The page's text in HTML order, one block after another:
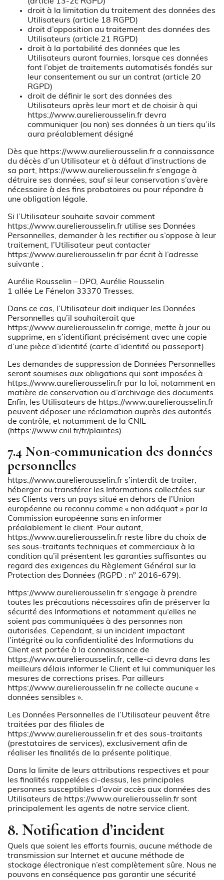
droit à la limitation du traitement des données des
Utilisateurs (article 18 RGPD)
droit d’opposition au traitement des données des
Utilisateurs (article 21 RGPD)
droit à la portabilité des données que les
Utilisateurs auront fournies, lorsque ces données
font l’objet de traitements automatisés fondés sur
leur consentement ou sur un contrat (article 20
RGPD)
droit de définir le sort des données des
Utilisateurs après leur mort et de choisir à qui
https://www.aurelierousselin.fr devra
communiquer (ou non) ses données à un tiers qu’ils
aura préalablement désigné
Dès que https://www.aurelierousselin.fr a connaissance
du décès d’un Utilisateur et à défaut d’instructions de
sa part, https://www.aurelierousselin.fr s’engage à
détruire ses données, sauf si leur conservation s’avère
nécessaire à des fins probatoires ou pour répondre à
une obligation légale.
Si l’Utilisateur souhaite savoir comment
https://www.aurelierousselin.fr utilise ses Données
Personnelles, demander à les rectifier ou s’oppose à leur
traitement, l’Utilisateur peut contacter
https://www.aurelierousselin.fr par écrit à l’adresse
suivante :
Aurélie Rousselin – DPO, Aurélie Rousselin
1 allée Le Fénelon 33370 Tresses.
Dans ce cas, l’Utilisateur doit indiquer les Données
Personnelles qu’il souhaiterait que
https://www.aurelierousselin.fr corrige, mette à jour ou
supprime, en s’identifiant précisément avec une copie
d’une pièce d’identité (carte d’identité ou passeport).
Les demandes de suppression de Données Personnelles
seront soumises aux obligations qui sont imposées à
https://www.aurelierousselin.fr par la loi, notamment en
matière de conservation ou d’archivage des documents.
Enfin, les Utilisateurs de https://www.aurelierousselin.fr
peuvent déposer une réclamation auprès des autorités
de contrôle, et notamment de la CNIL
(https://www.cnil.fr/fr/plaintes).
7.4 Non-communication des données
personnelles
https://www.aurelierousselin.fr s’interdit de traiter,
héberger ou transférer les Informations collectées sur
ses Clients vers un pays situé en dehors de l’Union
européenne ou reconnu comme « non adéquat » par la
Commission européenne sans en informer
préalablement le client. Pour autant,
https://www.aurelierousselin.fr reste libre du choix de
ses sous-traitants techniques et commerciaux à la
condition qu’il présentent les garanties suffisantes au
regard des exigences du Règlement Général sur la
Protection des Données (RGPD : n° 2016-679).
https://www.aurelierousselin.fr s’engage à prendre
toutes les précautions nécessaires afin de préserver la
sécurité des Informations et notamment qu’elles ne
soient pas communiquées à des personnes non
autorisées. Cependant, si un incident impactant
l’intégrité ou la confidentialité des Informations du
Client est portée à la connaissance de
https://www.aurelierousselin.fr, celle-ci devra dans les
meilleurs délais informer le Client et lui communiquer les
mesures de corrections prises. Par ailleurs
https://www.aurelierousselin.fr ne collecte aucune «
données sensibles ».
Les Données Personnelles de l’Utilisateur peuvent être
traitées par des filiales de
https://www.aurelierousselin.fr et des sous-traitants
(prestataires de services), exclusivement afin de
réaliser les finalités de la présente politique.
Dans la limite de leurs attributions respectives et pour
les finalités rappelées ci-dessus, les principales
personnes susceptibles d’avoir accès aux données des
Utilisateurs de https://www.aurelierousselin.fr sont
principalement les agents de notre service client.
8. Notification d’incident
Quels que soient les efforts fournis, aucune méthode de
transmission sur Internet et aucune méthode de
stockage électronique n’est complètement sûre. Nous ne
pouvons en conséquence pas garantir une sécurité